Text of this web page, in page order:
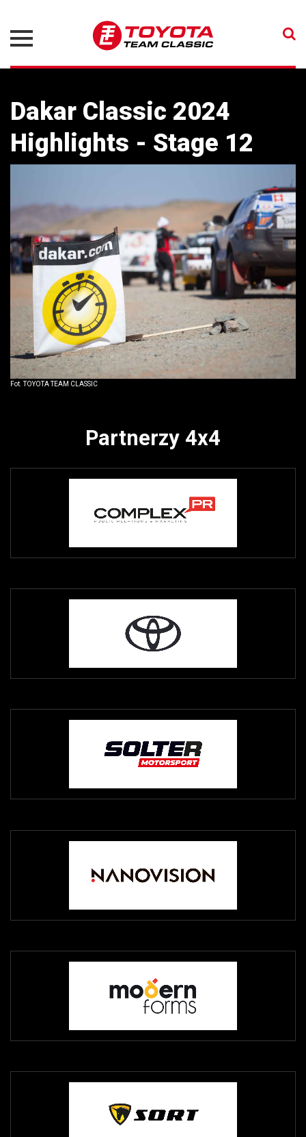
Dakar Classic 2024
Highlights - Stage 12
Fot. TOYOTA TEAM CLASSIC
Partnerzy 4x4